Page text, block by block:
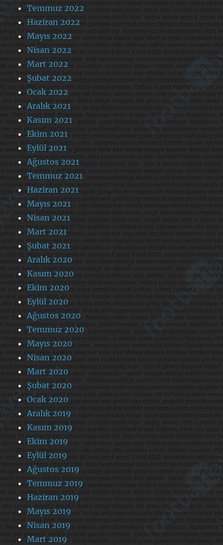
Temmuz 2022
Haziran 2022
Mayıs 2022
Nisan 2022
Mart 2022
Şubat 2022
Ocak 2022
Aralık 2021
Kasım 2021
Ekim 2021
Eylül 2021
Ağustos 2021
Temmuz 2021
Haziran 2021
Mayıs 2021
Nisan 2021
Mart 2021
Şubat 2021
Aralık 2020
Kasım 2020
Ekim 2020
Eylül 2020
Ağustos 2020
Temmuz 2020
Mayıs 2020
Nisan 2020
Mart 2020
Şubat 2020
Ocak 2020
Aralık 2019
Kasım 2019
Ekim 2019
Eylül 2019
Ağustos 2019
Temmuz 2019
Haziran 2019
Mayıs 2019
Nisan 2019
Mart 2019